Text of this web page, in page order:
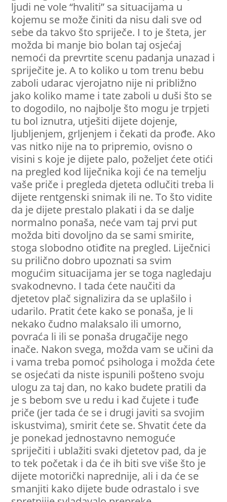
ljudi ne vole “hvaliti” sa situacijama u
kojemu se može činiti da nisu dali sve od
sebe da takvo što spriječe. I to je šteta, jer
možda bi manje bio bolan taj osjećaj
nemoći da prevrtite scenu padanja unazad i
spriječite je. A to koliko u tom trenu bebu
zaboli udarac vjerojatno nije ni približno
jako koliko mame i tate zaboli u duši što se
to dogodilo, no najbolje što mogu je trpjeti
tu bol iznutra, utješiti dijete dojenje,
ljubljenjem, grljenjem i čekati da prođe. Ako
vas nitko nije na to pripremio, ovisno o
visini s koje je dijete palo, poželjet ćete otići
na pregled kod liječnika koji će na temelju
vaše priče i pregleda djeteta odlučiti treba li
dijete rentgenski snimak ili ne. To što vidite
da je dijete prestalo plakati i da se dalje
normalno ponaša, neće vam taj prvi put
možda biti dovoljno da se sami smirite,
stoga slobodno otiđite na pregled. Liječnici
su prilično dobro upoznati sa svim
mogućim situacijama jer se toga nagledaju
svakodnevno. I tada ćete naučiti da
djetetov plač signalizira da se uplašilo i
udarilo. Pratit ćete kako se ponaša, je li
nekako čudno malaksalo ili umorno,
povraća li ili se ponaša drugačije nego
inače. Nakon svega, možda vam se učini da
i vama treba pomoć psihologa i možda ćete
se osjećati da niste ispunili pošteno svoju
ulogu za taj dan, no kako budete pratili da
je s bebom sve u redu i kad čujete i tuđe
priče (jer tada će se i drugi javiti sa svojim
iskustvima), smirit ćete se. Shvatit ćete da
je ponekad jednostavno nemoguće
spriječiti i ublažiti svaki djetetov pad, da je
to tek početak i da će ih biti sve više što je
dijete motorički naprednije, ali i da će se
smanjiti kako dijete bude odrastalo i sve